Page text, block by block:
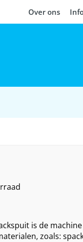
Over ons
is de
zoals: